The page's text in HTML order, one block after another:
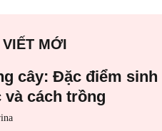
MỚI
cây: Đặc điểm sinh
và cách trồng